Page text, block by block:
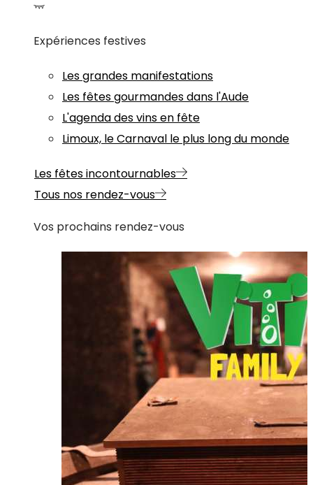
Expériences festives
Les grandes manifestations
Les fêtes gourmandes dans l'Aude
L'agenda des vins en fête
Limoux, le Carnaval le plus long du monde
Les fêtes incontournables
Tous nos rendez-vous
Vos prochains rendez-vous